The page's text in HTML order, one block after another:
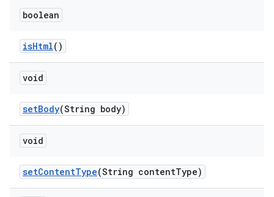
boolean
isHtml()
void
setBody(String body)
void
setContentType(String contentType)